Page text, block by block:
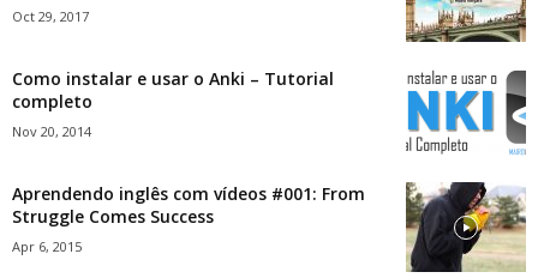
Oct 29, 2017
Como instalar e usar o Anki – Tutorial
completo
Nov 20, 2014
Aprendendo inglês com vídeos #001: From
Struggle Comes Success
Apr 6, 2015